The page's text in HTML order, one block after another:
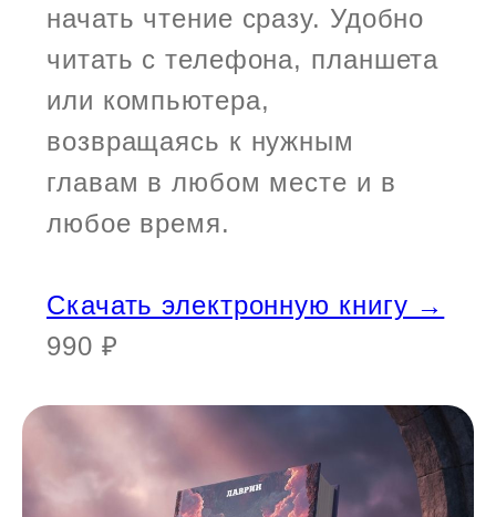
начать чтение сразу. Удобно
читать с телефона, планшета
или компьютера,
возвращаясь к нужным
главам в любом месте и в
любое время.
Скачать электронную книгу →
990 ₽